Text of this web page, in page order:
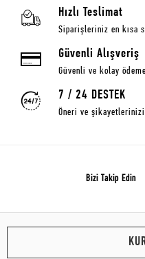
Hızlı Teslimat
Siparişleriniz en kısa
Güvenli Alışveriş
Güvenli ve kolay
7 / 24 DESTEK
Öneri ve
Bizi Takip Edin